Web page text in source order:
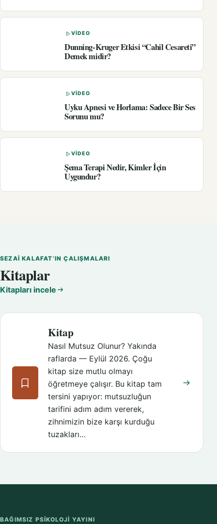
VIDEO
Dunning-Kruger Etkisi “Cahil Cesareti”
Demek midir?
VIDEO
Uyku Apnesi ve Horlama: Sadece Bir Ses
Sorunu mu?
VIDEO
Şema Terapi Nedir, Kimler İçin
Uygundur?
SEZAI KALAFAT’IN ÇALIŞMALARI
Kitaplar
Kitapları incele
Kitap
Nasıl Mutsuz Olunur? Yakında
raflarda — Eylül 2026. Çoğu
kitap size mutlu olmayı
öğretmeye çalışır. Bu kitap tam
tersini yapıyor: mutsuzluğun
tarifini adım adım vererek,
zihnimizin bize karşı kurduğu
tuzakları…
BAĞIMSIZ PSIKOLOJI YAYINI